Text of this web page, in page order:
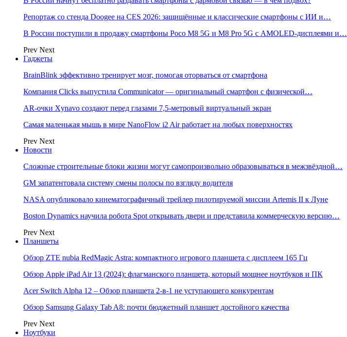
Репортаж со стенда Doogee на CES 2026: защищённые и классические смартфоны с ИИ и…
В России поступили в продажу смартфоны Poco M8 5G и M8 Pro 5G с AMOLED-дисплеями и…
Prev Next
Гаджеты
BrainBlink эффективно тренирует мозг, помогая оторваться от смартфона
Компания Clicks выпустила Communicator — оригинальный смартфон с физической…
AR-очки Xynavo создают перед глазами 7,5-метровый виртуальный экран
Самая маленькая мышь в мире NanoFlow i2 Air работает на любых поверхностях
Prev Next
Новости
Сложные строительные блоки жизни могут самопроизвольно образовываться в межзвёздной…
GM запатентовала систему смены полосы по взгляду водителя
NASA опубликовало кинематографичный трейлер пилотируемой миссии Artemis II к Луне
Boston Dynamics научила робота Spot открывать двери и представила коммерческую версию…
Prev Next
Планшеты
Обзор ZTE nubia RedMagic Astra: компактного игрового планшета с дисплеем 165 Гц
Обзор Apple iPad Air 13 (2024): флагманского планшета, который мощнее ноутбуков и ПК
Acer Switch Alpha 12 – Обзор планшета 2-в-1 не уступающего конкурентам
Обзор Samsung Galaxy Tab A8: почти бюджетный планшет достойного качества
Prev Next
Ноутбуки